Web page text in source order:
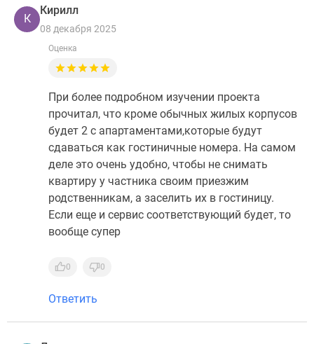
К
Кирилл
08 декабря 2025
Оценка
При более подробном изучении проекта
прочитал, что кроме обычных жилых корпусов
будет 2 с апартаментами,которые будут
сдаваться как гостиничные номера. На самом
деле это очень удобно, чтобы не снимать
квартиру у частника своим приезжим
родственникам, а заселить их в гостиницу.
Если еще и сервис соответствующий будет, то
вообще супер
0 0
Ответить